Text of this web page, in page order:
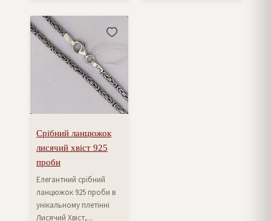
Срібний ланцюжок
лисячий хвіст 925
проби
Елегантний срібний
ланцюжок 925 проби в
унікальному плетінні
Лисячий Хвіст,...